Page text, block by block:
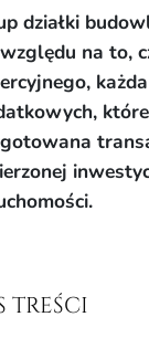
działki
na to,
treści